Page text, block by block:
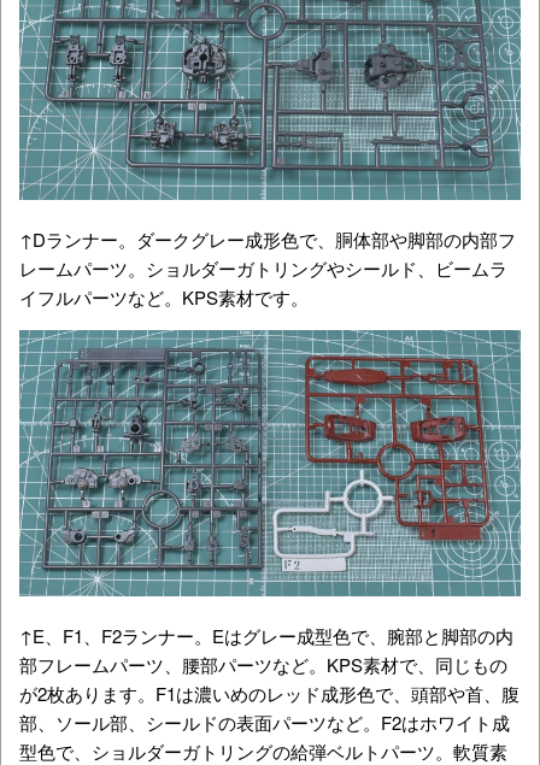
↑Dランナー。ダークグレー成形色で、胴体部や脚部の内部フ
レームパーツ。ショルダーガトリングやシールド、ビームラ
イフルパーツなど。KPS素材です。
↑E、F1、F2ランナー。Eはグレー成型色で、腕部と脚部の内
部フレームパーツ、腰部パーツなど。KPS素材で、同じもの
が2枚あります。F1は濃いめのレッド成形色で、頭部や首、腹
部、ソール部、シールドの表面パーツなど。F2はホワイト成
型色で、ショルダーガトリングの給弾ベルトパーツ。軟質素